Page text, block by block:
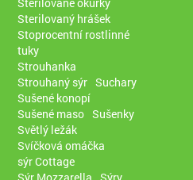
Sterilovaný hrášek
Stoprocentní rostlinné
tuky
Strouhanka
Strouhaný sýr Suchary
Sušené konopí
Sušené maso Sušenky
Světlý ležák
Svíčková omáčka
sýr Cottage
Sýr Mozzarella Sýry